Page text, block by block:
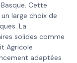
Cette
large choix de
La
solides comme
Agricole
adaptées